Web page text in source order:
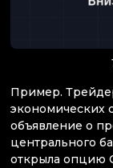
Пример.
экономических
объявление о
центрального
открыла опцию